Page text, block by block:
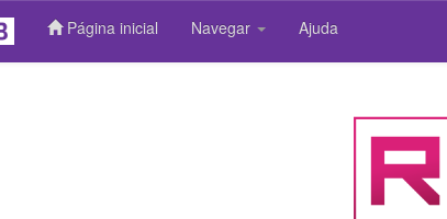
Página inicial Navegar Ajuda